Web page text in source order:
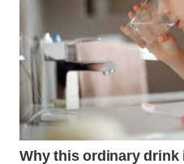
WN
TAPANULI
TENGAH
WN DELI
SERDANG